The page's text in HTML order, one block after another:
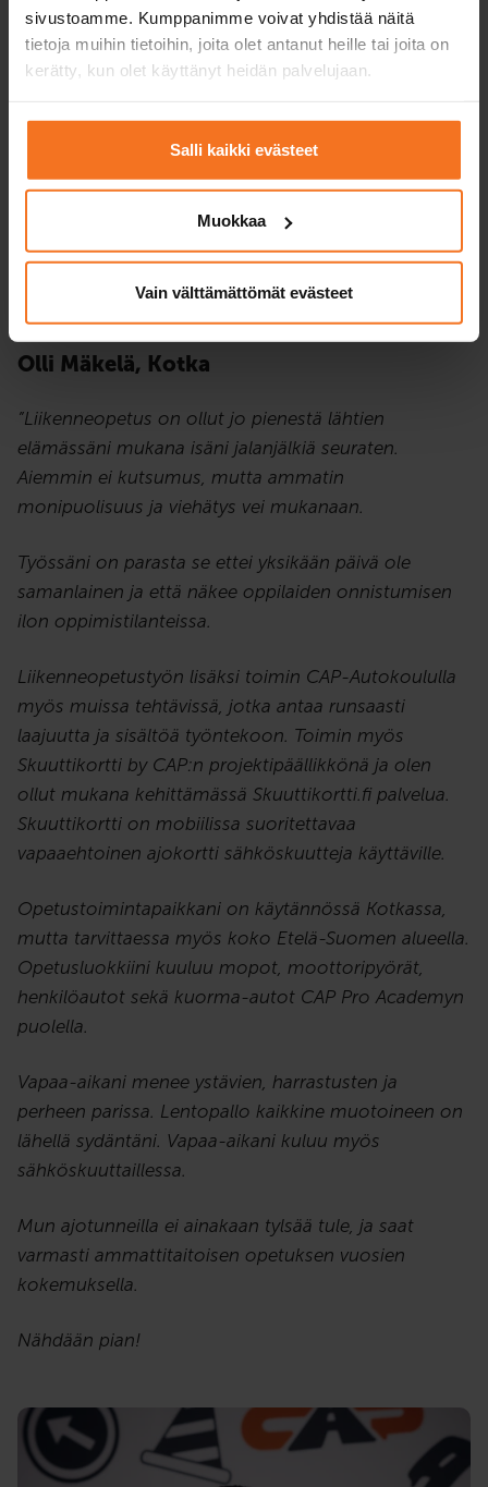
sivustoamme. Kumppanimme voivat yhdistää näitä
tietoja muihin tietoihin, joita olet antanut heille tai joita on
kerätty, kun olet käyttänyt heidän palvelujaan.
Salli kaikki evästeet
Muokkaa
Vain välttämättömät evästeet
Olli Mäkelä, Kotka
”Liikenneopetus on ollut jo pienestä lähtien
elämässäni mukana isäni jalanjälkiä seuraten.
Aiemmin ei kutsumus, mutta ammatin
monipuolisuus ja viehätys vei mukanaan.
Työssäni on parasta se ettei yksikään päivä ole
samanlainen ja että näkee oppilaiden onnistumisen
ilon oppimistilanteissa.
Liikenneopetustyön lisäksi toimin CAP-Autokoululla
myös muissa tehtävissä, jotka antaa runsaasti
laajuutta ja sisältöä työntekoon. Toimin myös
Skuuttikortti by CAP:n projektipäällikkönä ja olen
ollut mukana kehittämässä Skuuttikortti.fi palvelua.
Skuuttikortti on mobiilissa suoritettavaa
vapaaehtoinen ajokortti sähköskuutteja käyttäville.
Opetustoimintapaikkani on käytännössä Kotkassa,
mutta tarvittaessa myös koko Etelä-Suomen alueella.
Opetusluokkiini kuuluu mopot, moottoripyörät,
henkilöautot sekä kuorma-autot CAP Pro Academyn
puolella.
Vapaa-aikani menee ystävien, harrastusten ja
perheen parissa. Lentopallo kaikkine muotoineen on
lähellä sydäntäni. Vapaa-aikani kuluu myös
sähköskuuttaillessa.
Mun ajotunneilla ei ainakaan tylsää tule, ja saat
varmasti ammattitaitoisen opetuksen vuosien
kokemuksella.
Nähdään pian!